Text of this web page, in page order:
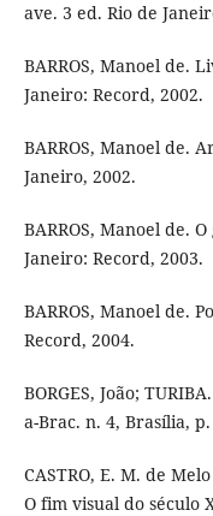
ave. 3 ed. Rio de
BARROS, Manoel de.
Janeiro: Record, 2002.
BARROS, Manoel de.
Janeiro, 2002.
BARROS, Manoel de.
Janeiro: Record, 2003.
BARROS, Manoel de.
Record, 2004.
BORGES, João;
a-Brac. n. 4, Brasília,
CASTRO, E. M. de
O fim visual do século